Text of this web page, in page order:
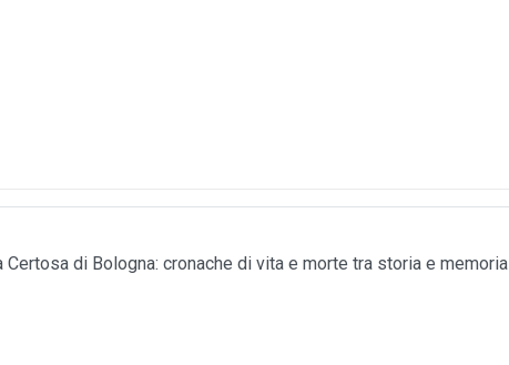
Certosa di Bologna: cronache di vita e morte tra storia e memoria